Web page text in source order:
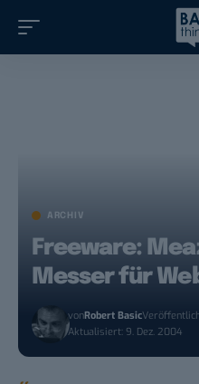
ARCHIV
Freeware:
Messer für
vonRobert Basic
Aktualisiert: 9. Dez. 2004